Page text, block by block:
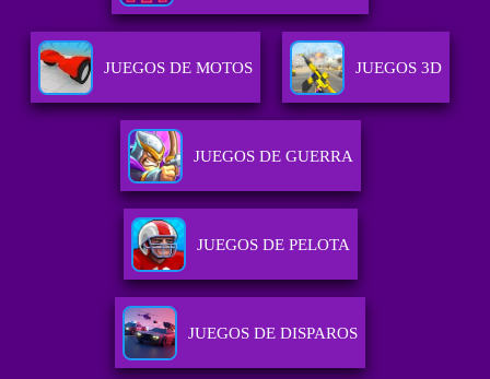
JUEGOS DE MOTOS JUEGOS 3D
JUEGOS DE GUERRA
JUEGOS DE PELOTA
JUEGOS DE DISPAROS